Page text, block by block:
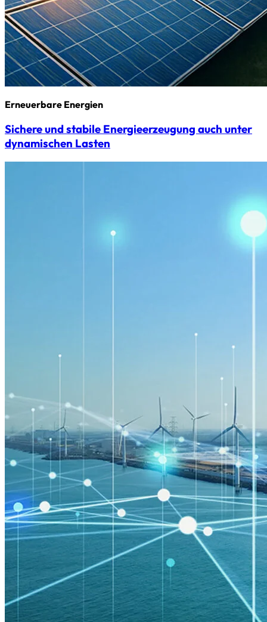
Erneuerbare Energien
Sichere und stabile Energieerzeugung auch unter
dynamischen Lasten